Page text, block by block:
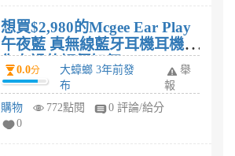
想買$2,980的Mcgee Ear Play
午夜藍 真無線藍牙耳機耳機，
你有過的評價如何?
0.0分
大蟑螂 3年前發
布
舉
報
購物
772點閱
0 評論/給分
0